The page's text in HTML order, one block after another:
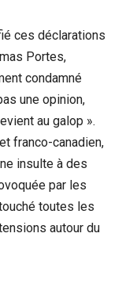
ces ‍déclarations
Portes,
condamné
⁣une‍ opinion,
au galop ».
franco-canadien,‌
insulte ‌à des
par les
toutes ⁣les
​autour du